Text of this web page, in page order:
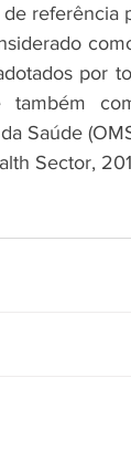
referência
por
Saúde
Sector,